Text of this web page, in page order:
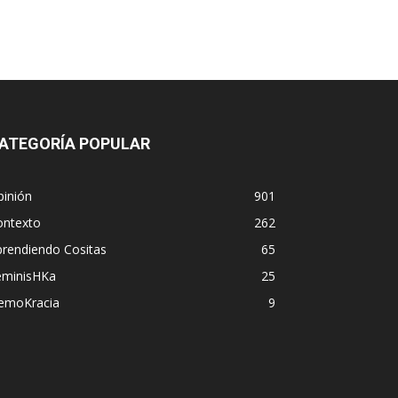
POPULAR
901
262
Cositas
65
25
9